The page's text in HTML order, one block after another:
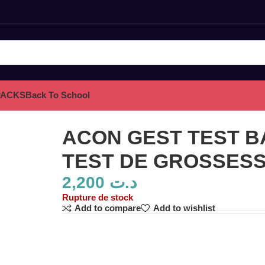
Back To School
ACON GEST TEST
TEST DE
د.ت
Rupture de stock
Add to compare
Add to wishlist